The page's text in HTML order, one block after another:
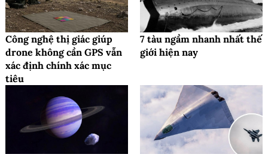
Công nghệ thị giác giúp
drone không cần GPS vẫn
xác định chính xác mục
tiêu
7 tàu ngầm nhanh nhất thế
giới hiện nay